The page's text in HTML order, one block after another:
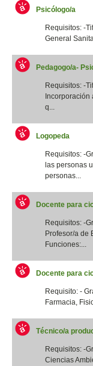
Psicólogo/a
Requisitos: -
General
Pedagogo/a-
Requisitos: -
q...
Logopeda
Requisitos: -
las personas
personas...
Docente para
Requisitos: -
Profesor/a de
Funciones:...
Docente para
Requisito: -
Farmacia,
Técnico/a
Requisitos: -
Ciencias